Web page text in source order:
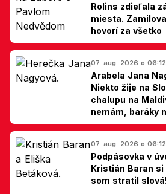
Rolins zdieľala
miesta.
hovorí za všetko
07. aug. 2026 o 06:12
Arabela Jana
Niekto žije na
chalupu na
nemám, baráky
Slovákom
07. aug. 2026 o 06:12
Podpásovka v
Kristián Baran
som stratil slová!